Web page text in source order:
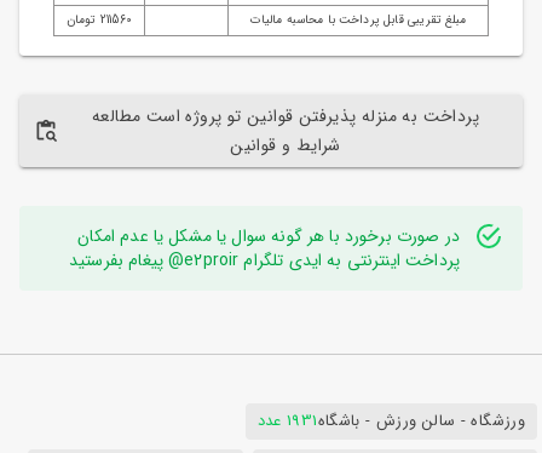
مبلغ تقریبی قابل پرداخت با محاسبه مالیات
211560 تومان
پرداخت به منزله پذیرفتن قوانین تو پروژه است مطالعه
شرایط و قوانین
در صورت برخورد با هر گونه سوال یا مشکل یا عدم امکان
پرداخت اینترنتی به ایدی تلگرام e2proir@ پیغام بفرستید
ورزشگاه - سالن ورزش - باشگاه1931 عدد